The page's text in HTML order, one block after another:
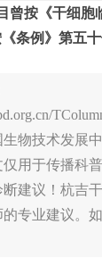
曾按《干细胞
条例》第五十
物技术发展
用于传播科
建议！杭吉
专业建议。